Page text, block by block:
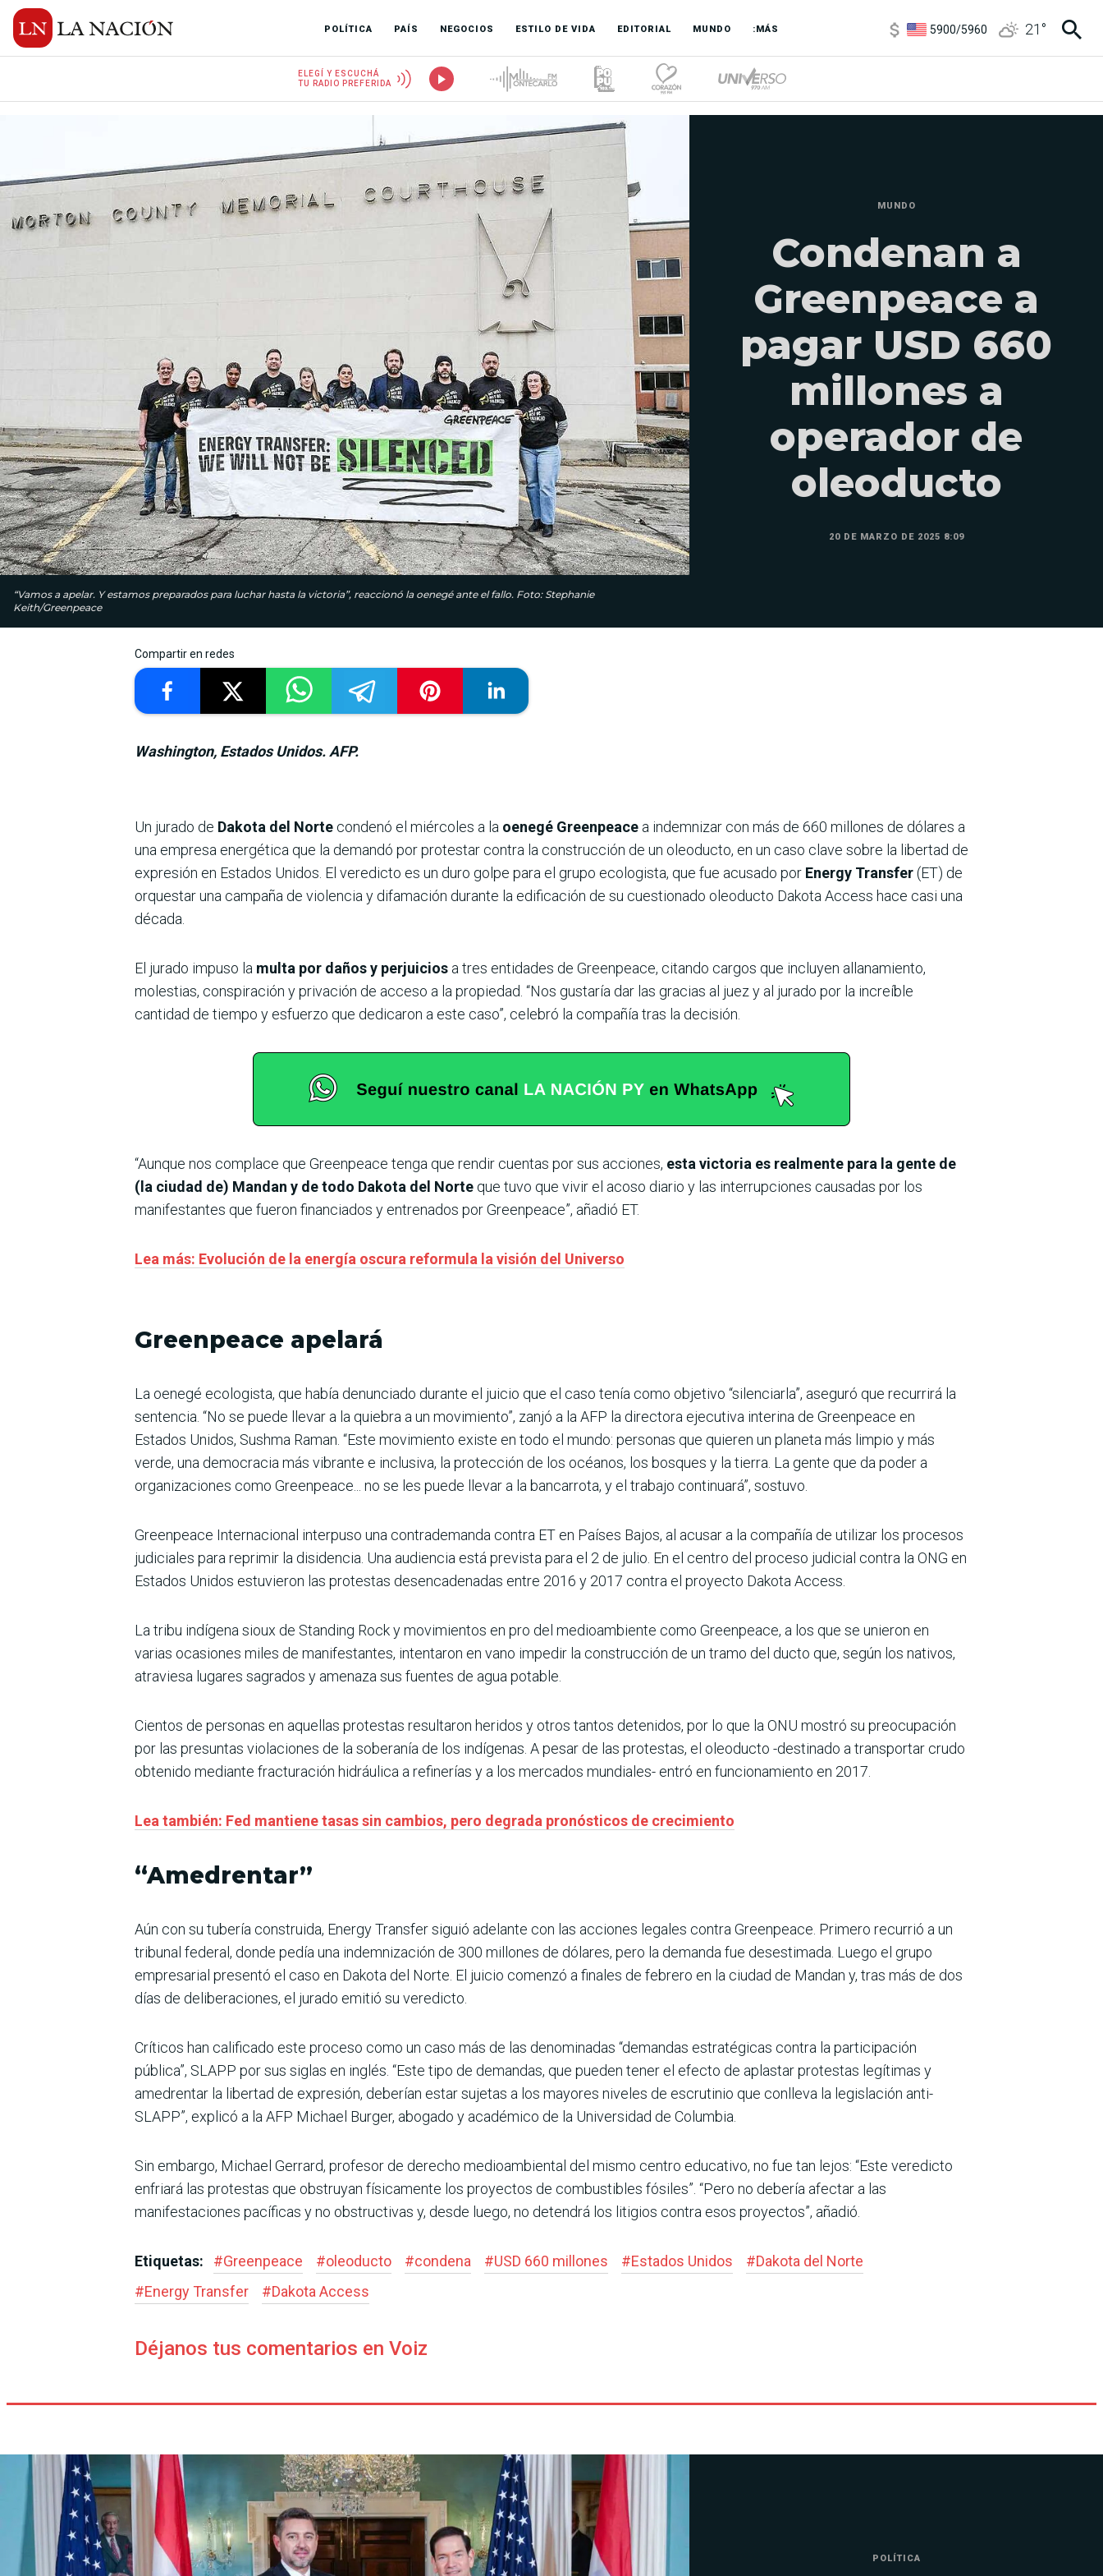
POLÍTICA PAÍS NEGOCIOS ESTILO DE VIDA EDITORIAL MUNDO :MÁS
5900/5960
21 °
ELEGÍ Y ESCUCHÁ
TU RADIO PREFERIDA
“Vamos a apelar. Y estamos preparados para luchar hasta la victoria”, reaccionó la oenegé ante el fallo. Foto: Stephanie
Keith/Greenpeace
MUNDO
Condenan a
Greenpeace a
pagar USD 660
millones a
operador de
oleoducto
20 DE MARZO DE 2025 8:09
Compartir en redes
Washington, Estados Unidos. AFP.
Un jurado de Dakota del Norte condenó el miércoles a la oenegé Greenpeace a indemnizar con más de 660 millones de dólares a
una empresa energética que la demandó por protestar contra la construcción de un oleoducto, en un caso clave sobre la libertad de
expresión en Estados Unidos. El veredicto es un duro golpe para el grupo ecologista, que fue acusado por Energy Transfer(ET) de
orquestar una campaña de violencia y difamación durante la edificación de su cuestionado oleoducto Dakota Access hace casi una
década.
El jurado impuso la multa por daños y perjuicios a tres entidades de Greenpeace, citando cargos que incluyen allanamiento,
molestias, conspiración y privación de acceso a la propiedad. “Nos gustaría dar las gracias al juez y al jurado por la increíble
cantidad de tiempo y esfuerzo que dedicaron a este caso”, celebró la compañía tras la decisión.
“Aunque nos complace que Greenpeace tenga que rendir cuentas por sus acciones, esta victoria es realmente para la gente de
(la ciudad de) Mandan y de todo Dakota del Norte que tuvo que vivir el acoso diario y las interrupciones causadas por los
manifestantes que fueron financiados y entrenados por Greenpeace”, añadió ET.
Lea más: Evolución de la energía oscura reformula la visión del Universo
Greenpeace apelará
La oenegé ecologista, que había denunciado durante el juicio que el caso tenía como objetivo “silenciarla”, aseguró que recurrirá la
sentencia. “No se puede llevar a la quiebra a un movimiento”, zanjó a la AFP la directora ejecutiva interina de Greenpeace en
Estados Unidos, Sushma Raman. “Este movimiento existe en todo el mundo: personas que quieren un planeta más limpio y más
verde, una democracia más vibrante e inclusiva, la protección de los océanos, los bosques y la tierra. La gente que da poder a
organizaciones como Greenpeace... no se les puede llevar a la bancarrota, y el trabajo continuará”, sostuvo.
Greenpeace Internacional interpuso una contrademanda contra ET en Países Bajos, al acusar a la compañía de utilizar los procesos
judiciales para reprimir la disidencia. Una audiencia está prevista para el 2 de julio. En el centro del proceso judicial contra la ONG en
Estados Unidos estuvieron las protestas desencadenadas entre 2016 y 2017 contra el proyecto Dakota Access.
La tribu indígena sioux de Standing Rock y movimientos en pro del medioambiente como Greenpeace, a los que se unieron en
varias ocasiones miles de manifestantes, intentaron en vano impedir la construcción de un tramo del ducto que, según los nativos,
atraviesa lugares sagrados y amenaza sus fuentes de agua potable.
Cientos de personas en aquellas protestas resultaron heridos y otros tantos detenidos, por lo que la ONU mostró su preocupación
por las presuntas violaciones de la soberanía de los indígenas. A pesar de las protestas, el oleoducto -destinado a transportar crudo
obtenido mediante fracturación hidráulica a refinerías y a los mercados mundiales- entró en funcionamiento en 2017.
Lea también: Fed mantiene tasas sin cambios, pero degrada pronósticos de crecimiento
“Amedrentar”
Aún con su tubería construida, Energy Transfer siguió adelante con las acciones legales contra Greenpeace. Primero recurrió a un
tribunal federal, donde pedía una indemnización de 300 millones de dólares, pero la demanda fue desestimada. Luego el grupo
empresarial presentó el caso en Dakota del Norte. El juicio comenzó a finales de febrero en la ciudad de Mandan y, tras más de dos
días de deliberaciones, el jurado emitió su veredicto.
Críticos han calificado este proceso como un caso más de las denominadas “demandas estratégicas contra la participación
pública”, SLAPP por sus siglas en inglés. “Este tipo de demandas, que pueden tener el efecto de aplastar protestas legítimas y
amedrentar la libertad de expresión, deberían estar sujetas a los mayores niveles de escrutinio que conlleva la legislación anti-
SLAPP”, explicó a la AFP Michael Burger, abogado y académico de la Universidad de Columbia.
Sin embargo, Michael Gerrard, profesor de derecho medioambiental del mismo centro educativo, no fue tan lejos: “Este veredicto
enfriará las protestas que obstruyan físicamente los proyectos de combustibles fósiles”. “Pero no debería afectar a las
manifestaciones pacíficas y no obstructivas y, desde luego, no detendrá los litigios contra esos proyectos”, añadió.
Etiquetas: #Greenpeace #oleoducto #condena #USD 660 millones #Estados Unidos #Dakota del Norte
#Energy Transfer #Dakota Access
Déjanos tus comentarios en Voiz
POLÍTICA